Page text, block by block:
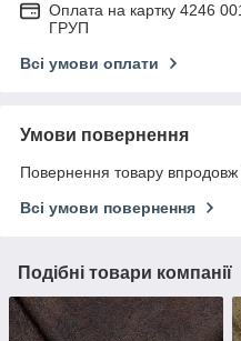
Оплата на картку 4246
ГРУП
Всі умови оплати
Умови повернення
Повернення товару впродовж
Всі умови повернення
Подібні товари компанії